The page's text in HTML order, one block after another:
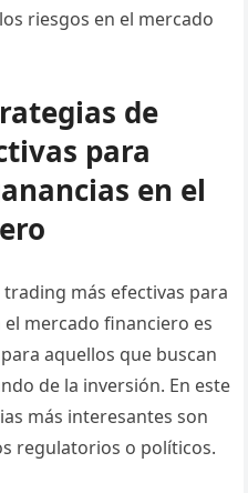
riesgos en el mercado
de
para
en el
más efectivas para
mercado financiero es
aquellos que buscan
de la inversión. En este
más interesantes son
regulatorios o políticos.